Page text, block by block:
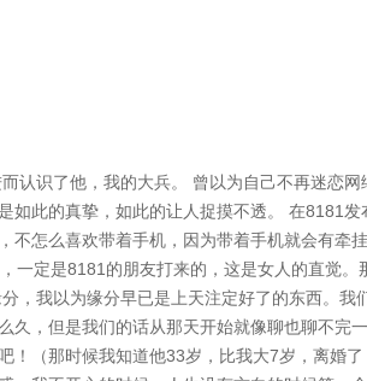
认识了他，我的大兵。 曾以为自己不再迷恋
此的真挚，如此的让人捉摸不透。 在8181
怎么喜欢带着手机，因为带着手机就会有牵
定是8181的朋友打来的，这是女人的直觉。
，我以为缘分早已是上天注定好了的东西。我
，但是我们的话从那天开始就像聊也聊不完
（那时候我知道他33岁，比我大7岁，离婚